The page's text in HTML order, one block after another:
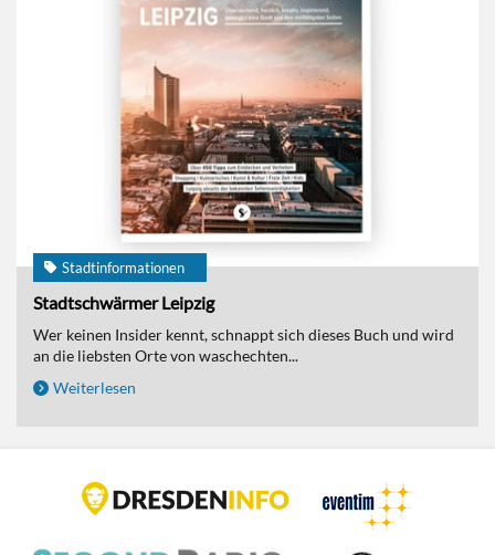
Stadtinformationen
Stadtschwärmer Leipzig
Wer keinen Insider kennt, schnappt sich dieses Buch und wird
an die liebsten Orte von waschechten...
Weiterlesen